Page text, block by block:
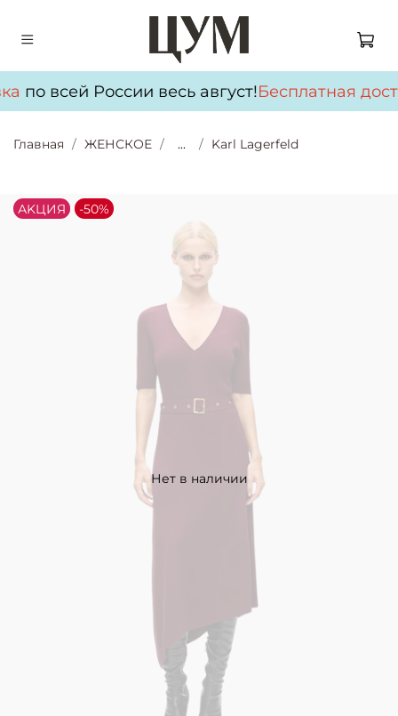
по всей России весь август!Бесплатная
Главная ЖЕНСКОЕ ... Karl Lagerfeld
Нет в наличии
АKЦИЯ -50%